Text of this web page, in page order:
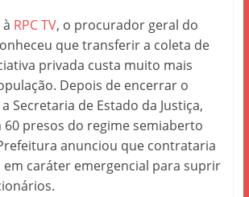
RPC TV, o procurador geral do
que transferir a coleta de
privada custa muito mais
Depois de encerrar o
Secretaria de Estado da Justiça,
presos do regime semiaberto
anunciou que contrataria
em caráter emergencial para suprir